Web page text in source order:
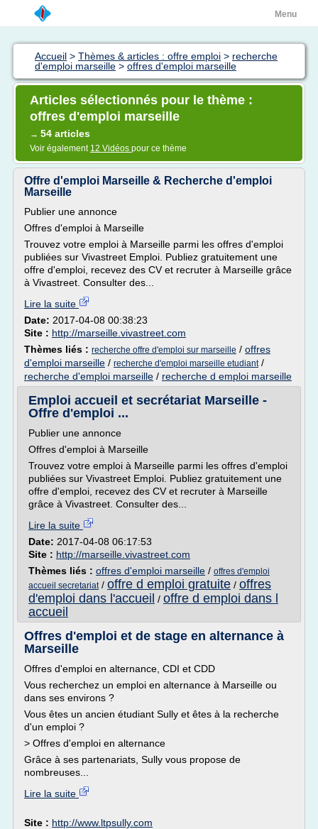
Menu
Accueil > Thèmes & articles : offre emploi > recherche
d'emploi marseille > offres d'emploi marseille
Articles sélectionnés pour le thème :
offres d'emploi marseille
→ 54 articles
Voir également 12 Vidéos pour ce thème
Offre d'emploi Marseille & Recherche d'emploi
Marseille
Publier une annonce
Offres d'emploi à Marseille
Trouvez votre emploi à Marseille parmi les offres d'emploi
publiées sur Vivastreet Emploi. Publiez gratuitement une
offre d'emploi, recevez des CV et recruter à Marseille grâce
à Vivastreet. Consulter des...
Lire la suite
Date: 2017-04-08 00:38:23
Site : http://marseille.vivastreet.com
Thèmes liés : recherche offre d'emploi sur marseille / offres
d'emploi marseille / recherche d'emploi marseille etudiant/
recherche d'emploi marseille / recherche d emploi marseille
Emploi accueil et secrétariat Marseille -
Offre d'emploi ...
Publier une annonce
Offres d'emploi à Marseille
Trouvez votre emploi à Marseille parmi les offres d'emploi
publiées sur Vivastreet Emploi. Publiez gratuitement une
offre d'emploi, recevez des CV et recruter à Marseille
grâce à Vivastreet. Consulter des...
Lire la suite
Date: 2017-04-08 06:17:53
Site : http://marseille.vivastreet.com
Thèmes liés : offres d'emploi marseille / offres d'emploi
accueil secretariat/ offre d emploi gratuite / offres
d'emploi dans l'accueil / offre d emploi dans l
accueil
Offres d'emploi et de stage en alternance à
Marseille
Offres d'emploi en alternance, CDI et CDD
Vous recherchez un emploi en alternance à Marseille ou
dans ses environs ?
Vous êtes un ancien étudiant Sully et êtes à la recherche
d'un emploi ?
> Offres d'emploi en alternance
Grâce à ses partenariats, Sully vous propose de
nombreuses...
Lire la suite
Site : http://www.ltpsully.com